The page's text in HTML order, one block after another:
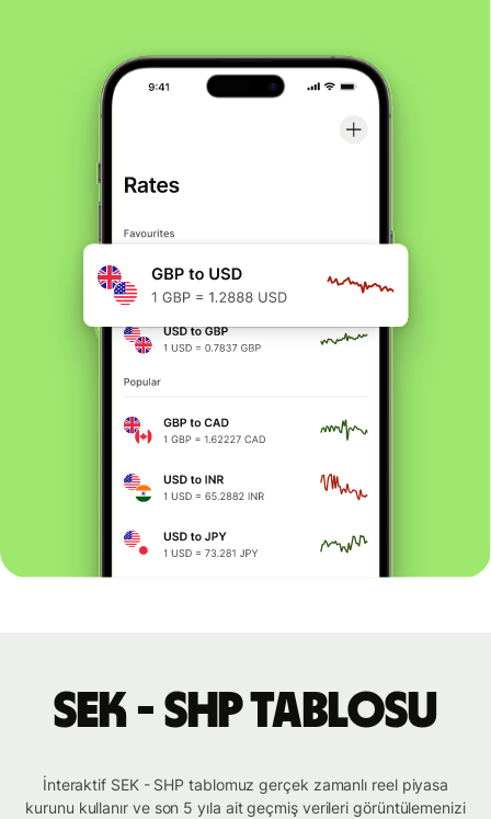
SEK - SHP tablosu
İnteraktif SEK - SHP tablomuz gerçek zamanlı reel piyasa
kurunu kullanır ve son 5 yıla ait geçmiş verileri görüntülemenizi